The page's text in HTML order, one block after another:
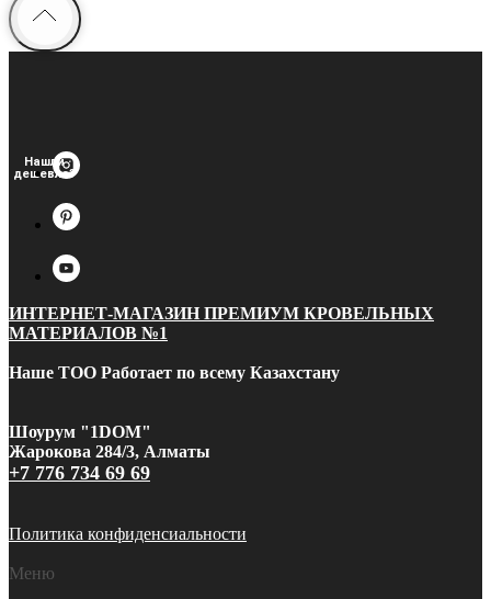
Нашли
дешевле?
ИНТЕРНЕТ-МАГАЗИН ПРЕМИУМ КРОВЕЛЬНЫХ
МАТЕРИАЛОВ №1
Наше ТОО Работает по всему Казахстану
Шоурум "1DOM"
Жарокова 284/3, Алматы
+7 776 734 69 69
Политика конфиденсиальности
Меню